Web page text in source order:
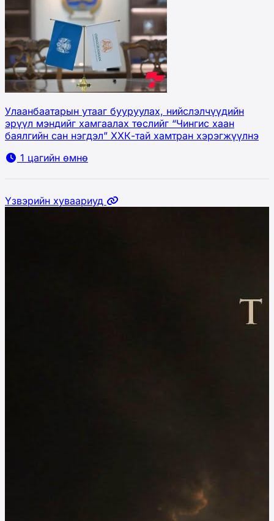
Улаанбаатарын утааг бууруулах, нийслэлчүүдийн
эрүүл мэндийг хамгаалах төслийг “Чингис хаан
баялгийн сан нэгдэл” ХХК-тай хамтран хэрэгжүүлнэ
1 цагийн өмнө
Үзвэрийн хуваариуд